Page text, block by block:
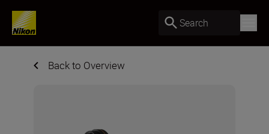
Search
Back to Overview